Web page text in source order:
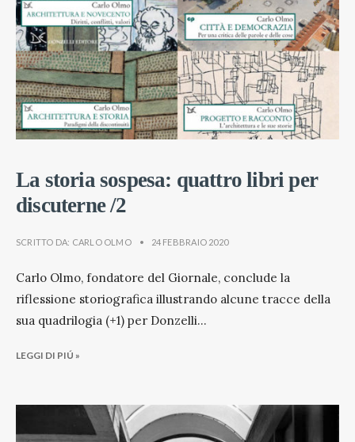
La storia sospesa: quattro libri per
discuterne /2
SCRITTO DA: CARLO OLMO • 24 FEBBRAIO 2020
Carlo Olmo, fondatore del Giornale, conclude la
riflessione storiografica illustrando alcune tracce della
sua quadrilogia (+1) per Donzelli...
LEGGI DI PIÚ »